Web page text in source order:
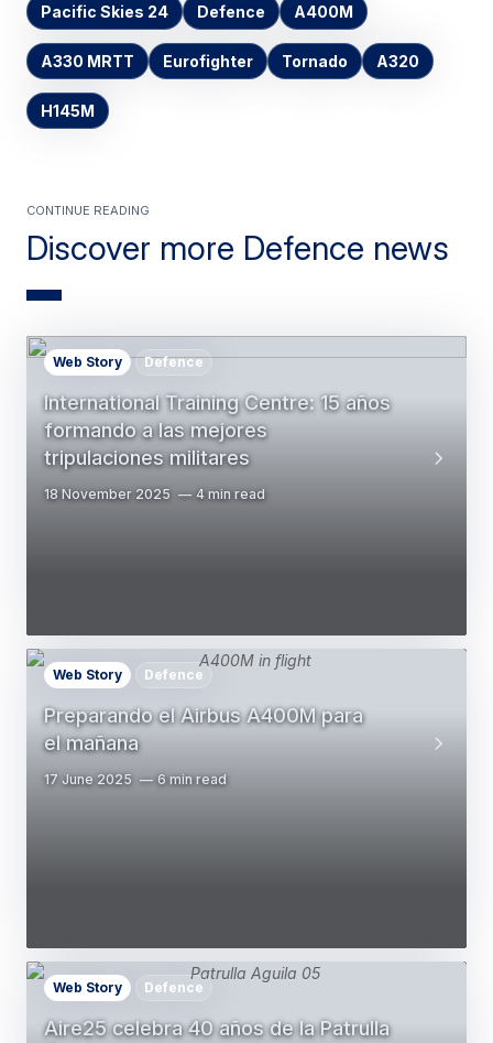
Pacific Skies 24 Defence A400M
A330 MRTT Eurofighter Tornado A320
H145M
Discover more Defence news
Continue Reading
International Training Centre: 15 años
formando a las mejores
tripulaciones militares
Web Story Defence
18 November 2025 4 min read
Preparando el Airbus A400M para
el mañana
Web Story Defence
17 June 2025 6 min read
Aire25 celebra 40 años de la Patrulla
Web Story Defence